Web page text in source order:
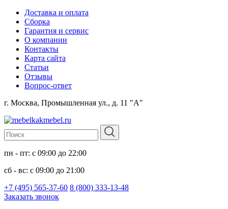
Доставка и оплата
Сборка
Гарантия и сервис
О компании
Контакты
Карта сайта
Статьи
Отзывы
Вопрос-ответ
г. Москва, Промышленная ул., д. 11 "А"
пн - пт: с 09:00 до 22:00
сб - вс: с 09:00 до 21:00
+7 (495) 565-37-60 8 (800) 333-13-48
Заказать звонок